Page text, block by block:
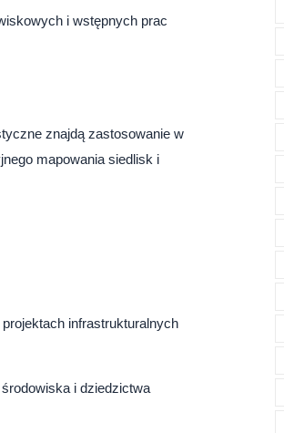
i wstępnych prac
znajdą zastosowanie w
mapowania siedlisk i
infrastrukturalnych
i dziedzictwa